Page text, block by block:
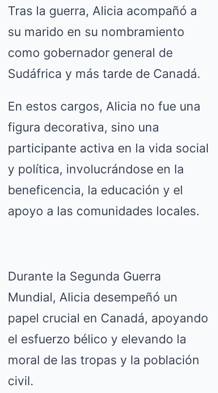
Tras la guerra, Alicia acompañó a
su marido en su nombramiento
como gobernador general de
Sudáfrica y más tarde de Canadá.
En estos cargos, Alicia no fue una
figura decorativa, sino una
participante activa en la vida social
y política, involucrándose en la
beneficencia, la educación y el
apoyo a las comunidades locales.
Durante la Segunda Guerra
Mundial, Alicia desempeñó un
papel crucial en Canadá, apoyando
el esfuerzo bélico y elevando la
moral de las tropas y la población
civil.